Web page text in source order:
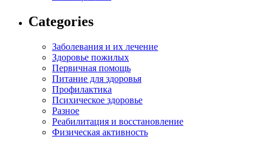
Categories
Заболевания и их лечение
Здоровье пожилых
Первичная помощь
Питание для здоровья
Профилактика
Психическое здоровье
Разное
Реабилитация и восстановление
Физическая активность